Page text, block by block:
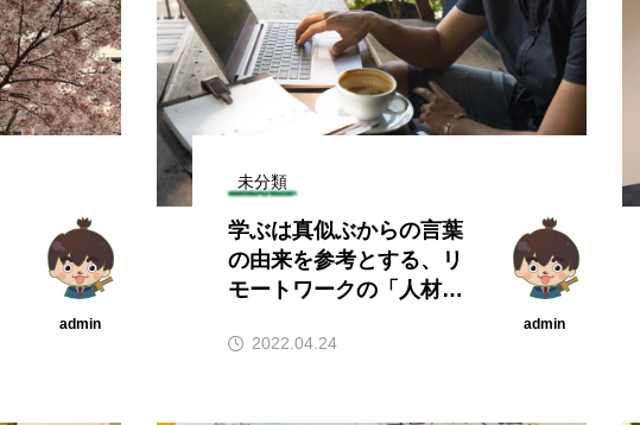
admin
未分類
学ぶは真似ぶからの言葉
の由来を参考とする、リ
モートワークの「人材育
admin
2022.04.24